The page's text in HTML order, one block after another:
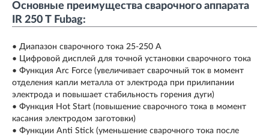
Основные преимущества сварочного аппарата
IR 250 Т Fubag:
• Диапазон сварочного тока 25-250 А
• Цифровой дисплей для точной установки сварочного тока
• Функция Arc Force (увеличивает сварочный ток в момент
отделения капли металла от электрода при прилипании
электрода и повышает стабильность горения дуги)
• Функция Hot Start (повышение сварочного тока в момент
касания электродом заготовки)
• Функции Anti Stick (уменьшение сварочного тока после